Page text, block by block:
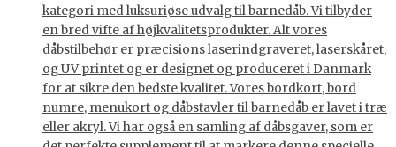
kategori med luksuriøse udvalg til barnedåb. Vi tilbyder
en bred vifte af højkvalitetsprodukter. Alt vores
dåbstilbehør er præcisions laserindgraveret, laserskåret,
og UV printet og er designet og produceret i Danmark
for at sikre den bedste kvalitet. Vores bordkort, bord
numre, menukort og dåbstavler til barnedåb er lavet i træ
eller akryl. Vi har også en samling af dåbsgaver, som er